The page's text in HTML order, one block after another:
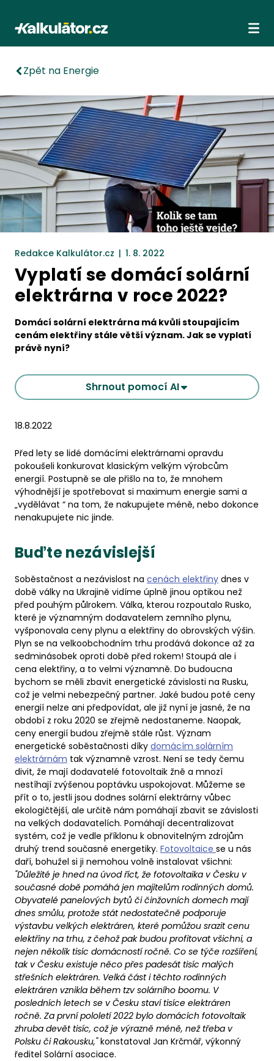
Kalkulátor.cz
Zpět na Energie
Redakce Kalkulátor.cz | 1. 8. 2022
Vyplatí se domácí solární
elektrárna v roce 2022?
Domácí solární elektrárna má kvůli stoupajícím
cenám elektřiny stále větší význam. Jak se vyplatí
právě nyní?
Shrnout pomocí AI
18.8.2022
Před lety se lidé domácími elektrárnami opravdu
pokoušeli konkurovat klasickým velkým výrobcům
energií. Postupně se ale přišlo na to, že mnohem
výhodnější je spotřebovat si maximum energie sami a
„vydělávat “ na tom, že nakupujete méně, nebo dokonce
nenakupujete nic jinde.
Buďte nezávislejší
Soběstačnost a nezávislost na cenách elektřiny dnes v
době války na Ukrajině vidíme úplně jinou optikou než
před pouhým půlrokem. Válka, kterou rozpoutalo Rusko,
které je významným dodavatelem zemního plynu,
vyšponovala ceny plynu a elektřiny do obrovských výšin.
Plyn se na velkoobchodním trhu prodává dokonce až za
sedminásobek oproti době před rokem! Stoupá ale i
cena elektřiny, a to velmi významně. Do budoucna
bychom se měli zbavit energetické závislosti na Rusku,
což je velmi nebezpečný partner. Jaké budou poté ceny
energií nelze ani předpovídat, ale již nyní je jasné, že na
období z roku 2020 se zřejmě nedostaneme. Naopak,
ceny energií budou zřejmě stále růst. Význam
energetické soběstačnosti díky domácím solárním
elektrárnám tak významně vzrost. Není se tedy čemu
divit, že mají dodavatelé fotovoltaik žně a mnozí
nestíhají zvýšenou poptávku uspokojovat. Můžeme se
přít o to, jestli jsou dodnes solární elektrárny vůbec
ekologičtější, ale určitě nám pomáhají zbavit se závislosti
na velkých dodavatelích. Pomáhají decentralizovat
systém, což je vedle příklonu k obnovitelným zdrojům
druhý trend současné energetiky. Fotovoltaice se u nás
daří, bohužel si ji nemohou volně instalovat všichni:
"Důležité je hned na úvod říct, že fotovoltaika v Česku v
současné době pomáhá jen majitelům rodinných domů.
Obyvatelé panelových bytů či činžovních domech mají
dnes smůlu, protože stát nedostatečně podporuje
výstavbu velkých elektráren, které pomůžou srazit cenu
elektřiny na trhu, z čehož pak budou profitovat všichni, a
nejen několik tisíc domácností ročně. Co se týče rozšíření,
tak v Česku existuje něco přes padesát tisíc malých
střešních elektráren. Velká část i těchto rodinných
elektráren vznikla během tzv solárního boomu. V
posledních letech se v Česku staví tisíce elektráren
ročně. Za první pololetí 2022 bylo domácích fotovoltaik
zhruba devět tisíc, což je výrazně méně, než třeba v
Polsku či Rakousku,"konstatoval Jan Krčmář, výkonný
ředitel Solární asociace.